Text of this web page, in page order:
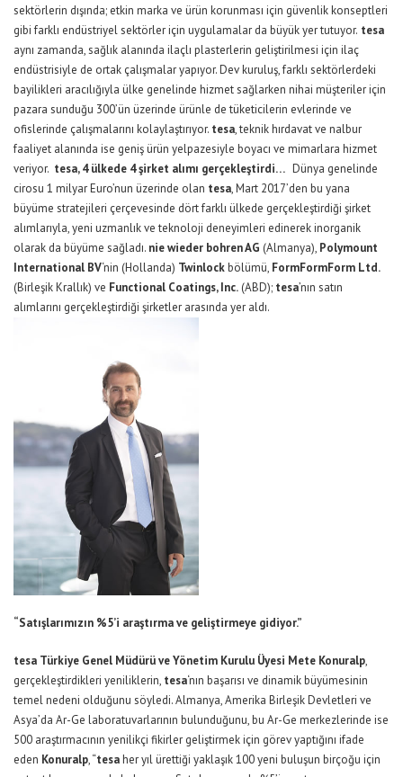
sektörlerin dışında; etkin marka ve ürün korunması için güvenlik konseptleri
gibi farklı endüstriyel sektörler için uygulamalar da büyük yer tutuyor. tesa
aynı zamanda, sağlık alanında ilaçlı plasterlerin geliştirilmesi için ilaç
endüstrisiyle de ortak çalışmalar yapıyor. Dev kuruluş, farklı sektörlerdeki
bayilikleri aracılığıyla ülke genelinde hizmet sağlarken nihai müşteriler için
pazara sunduğu 300’ün üzerinde ürünle de tüketicilerin evlerinde ve
ofislerinde çalışmalarını kolaylaştırıyor. tesa, teknik hırdavat ve nalbur
faaliyet alanında ise geniş ürün yelpazesiyle boyacı ve mimarlara hizmet
veriyor. tesa, 4 ülkede 4 şirket alımı gerçekleştirdi… Dünya genelinde
cirosu 1 milyar Euro’nun üzerinde olan tesa, Mart 2017’den bu yana
büyüme stratejileri çerçevesinde dört farklı ülkede gerçekleştirdiği şirket
alımlarıyla, yeni uzmanlık ve teknoloji deneyimleri edinerek inorganik
olarak da büyüme sağladı. nie wieder bohren AG (Almanya), Polymount
International BV‘nin (Hollanda) Twinlockbölümü, FormFormForm Ltd.
(Birleşik Krallık) ve Functional Coatings, Inc. (ABD); tesa’nın satın
alımlarını gerçekleştirdiği şirketler arasında yer aldı.
“Satışlarımızın %5’i araştırma ve geliştirmeye gidiyor.”
tesa Türkiye Genel Müdürü ve Yönetim Kurulu Üyesi Mete Konuralp,
gerçekleştirdikleri yeniliklerin, tesa‘nın başarısı ve dinamik büyümesinin
temel nedeni olduğunu söyledi. Almanya, Amerika Birleşik Devletleri ve
Asya’da Ar-Ge laboratuvarlarının bulunduğunu, bu Ar-Ge merkezlerinde ise
500 araştırmacının yenilikçi fikirler geliştirmek için görev yaptığını ifade
eden Konuralp, “tesaher yıl ürettiği yaklaşık 100 yeni buluşun birçoğu için